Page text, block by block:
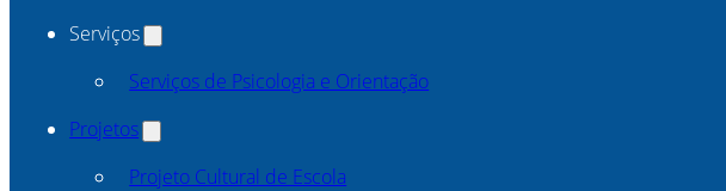
Serviços
Serviços de Psicologia e Orientação
Projetos
Projeto Cultural de Escola